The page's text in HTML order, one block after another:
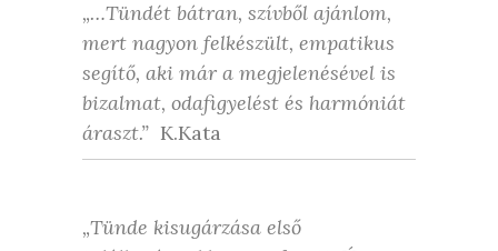
„…Tündét bátran, szívből ajánlom,
mert nagyon felkészült, empatikus
segítő, aki már a megjelenésével is
bizalmat, odafigyelést és harmóniát
áraszt.” K.Kata
„Tünde kisugárzása első